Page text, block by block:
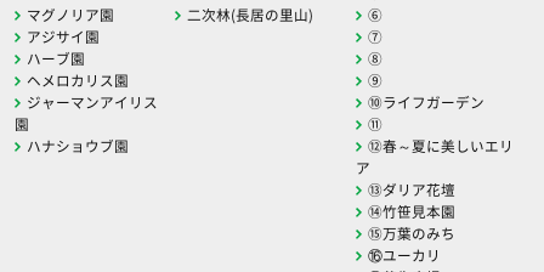
マグノリア園
アジサイ園
ハーブ園
ヘメロカリス園
ジャーマンアイリス
園
ハナショウブ園
二次林(長居の里山)
⑥
⑦
⑧
⑨
⑩ライフガーデン
⑪
⑫春～夏に美しいエリ
ア
⑬ダリア花壇
⑭竹笹見本園
⑮万葉のみち
⑯ユーカリ